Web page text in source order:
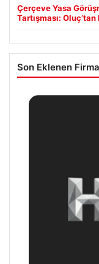
Çerçeve Yasa
Tartışması:
Son Eklenen